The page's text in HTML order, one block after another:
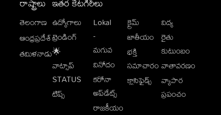
తెలంగాణ
ఆంధ్రప్రదేశ్
తమిళనాడు
ఉద్యోగాలు
ట్రెండింగ్
🌟
వాట్సాప్
STATUS
టిప్స్
Lokal
-
మగువ
వినోదం
కరోనా
అప్‌డేట్స్
రాజకీయం
క్రైమ్
జాతీయం
భక్తి
సమాచారం
క్లాసిఫైడ్స్
విద్య
రైతు
కుటుంబం
వాతావరణం
వ్యాపార
ప్రపంచం